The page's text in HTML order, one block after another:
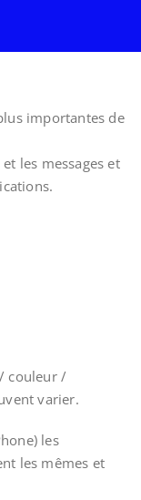
importantes de
les messages et
couleur /
varier.
les
les mêmes et